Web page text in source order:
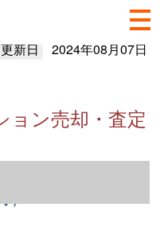
更新日 2024年08月07日
ョン売却・査定
売却情報（2023